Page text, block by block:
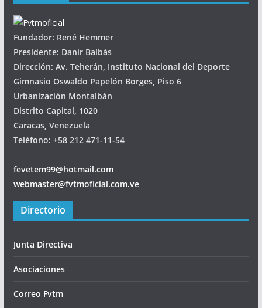
Fundador: René Hemmer
Presidente: Danir Balbás
Dirección: Av. Teherán, Instituto Nacional del Deporte
Gimnasio Oswaldo Papelón Borges, Piso 6
Urbanización Montalbán
Distrito Capital, 1020
Caracas, Venezuela
Teléfono: +58 212 471-11-54
fevetem99@hotmail.com
webmaster@fvtmoficial.com.ve
Directorio
Junta Directiva
Asociaciones
Correo Fvtm